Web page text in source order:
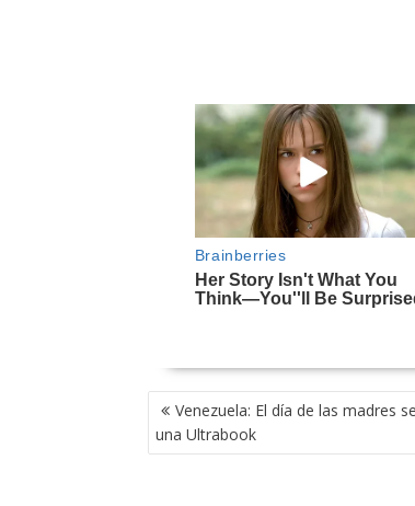
NAVEGACIÓN
DE
ENTRADAS
Venezuela: El día de las madres
una Ultrabook